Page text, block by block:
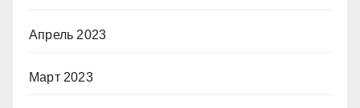
Апрель 2023
Март 2023